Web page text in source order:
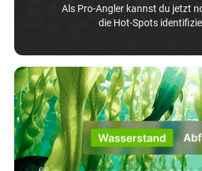
Als Pro-Angler kannst du jetzt
die Hot-Spots